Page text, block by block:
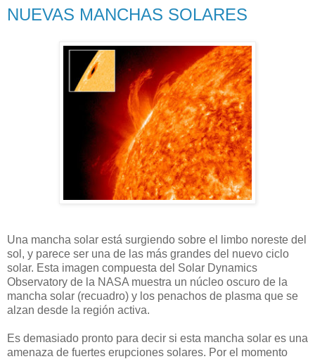
NUEVAS MANCHAS SOLARES
Una mancha solar está surgiendo sobre el limbo noreste del
sol, y parece ser una de las más grandes del nuevo ciclo
solar. Esta imagen compuesta del Solar Dynamics
Observatory de la NASA muestra un núcleo oscuro de la
mancha solar (recuadro) y los penachos de plasma que se
alzan desde la región activa.
Es demasiado pronto para decir si esta mancha solar es una
amenaza de fuertes erupciones solares. Por el momento